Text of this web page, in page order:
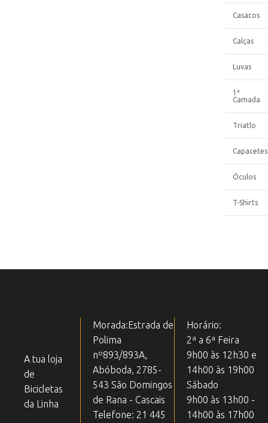
Casacos
Calças
Luvas
1ª
Camada
Triatlo
Capacetes
Óculos
T-Shirts
A tua loja
de
Bicicletas
da Linha
Horário:
2ª a 6ª Feira
9h00 às 12h30 e
14h00 às 19h00
Sábado
9h00 às 13h00 -
14h00 às 17h00
Morada:Estrada de
Polima
nº893/893A,
Abóboda, 2785-
543 São Domingos
de Rana - Cascais
Telefone: 21 445